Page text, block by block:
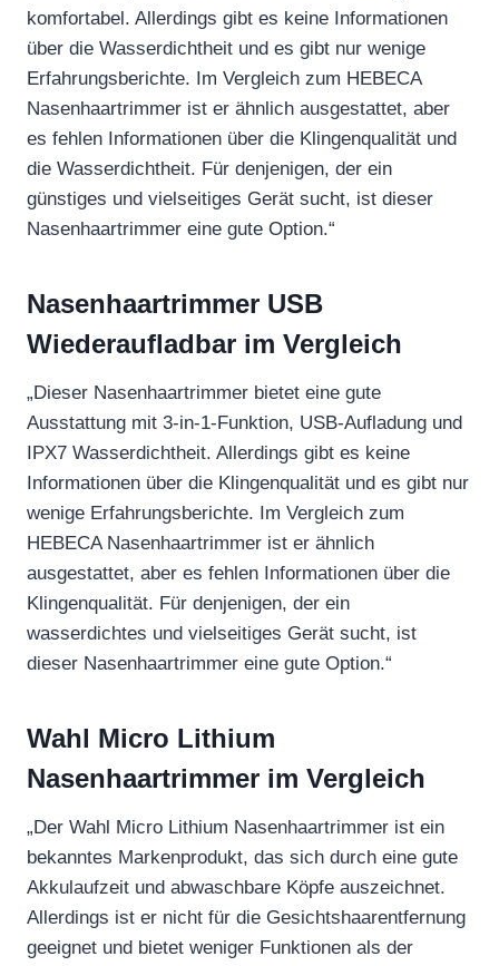
komfortabel. Allerdings gibt es keine Informationen
über die Wasserdichtheit und es gibt nur wenige
Erfahrungsberichte. Im Vergleich zum HEBECA
Nasenhaartrimmer ist er ähnlich ausgestattet, aber
es fehlen Informationen über die Klingenqualität und
die Wasserdichtheit. Für denjenigen, der ein
günstiges und vielseitiges Gerät sucht, ist dieser
Nasenhaartrimmer eine gute Option.“
Nasenhaartrimmer USB
Wiederaufladbar im Vergleich
„Dieser Nasenhaartrimmer bietet eine gute
Ausstattung mit 3-in-1-Funktion, USB-Aufladung und
IPX7 Wasserdichtheit. Allerdings gibt es keine
Informationen über die Klingenqualität und es gibt nur
wenige Erfahrungsberichte. Im Vergleich zum
HEBECA Nasenhaartrimmer ist er ähnlich
ausgestattet, aber es fehlen Informationen über die
Klingenqualität. Für denjenigen, der ein
wasserdichtes und vielseitiges Gerät sucht, ist
dieser Nasenhaartrimmer eine gute Option.“
Wahl Micro Lithium
Nasenhaartrimmer im Vergleich
„Der Wahl Micro Lithium Nasenhaartrimmer ist ein
bekanntes Markenprodukt, das sich durch eine gute
Akkulaufzeit und abwaschbare Köpfe auszeichnet.
Allerdings ist er nicht für die Gesichtshaarentfernung
geeignet und bietet weniger Funktionen als der